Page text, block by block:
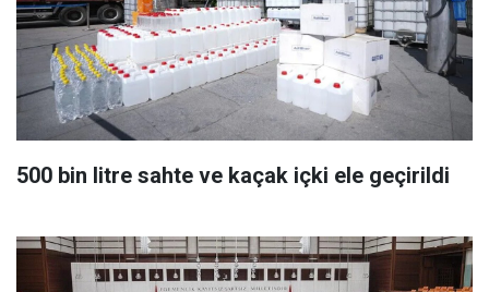
500 bin litre sahte ve kaçak içki ele geçirildi